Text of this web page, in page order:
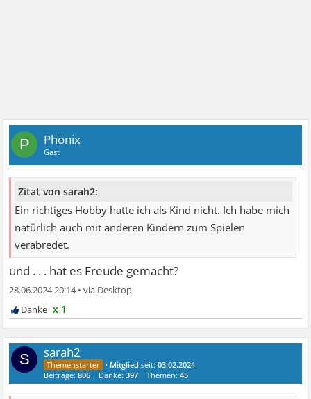
P Phönix
Gast
Zitat von sarah2:
Ein richtiges Hobby hatte ich als Kind nicht. Ich habe mich
natürlich auch mit anderen Kindern zum Spielen
verabredet.
und . . . hat es Freude gemacht?
28.06.2024 20:14•
x 1
S sarah2
• Mitglied seit:03.02.2024
Beiträge:806 Danke:397 Themen:45